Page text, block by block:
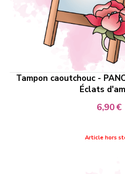
Tampon caoutchouc -
Éclats
6,90€
Article hors